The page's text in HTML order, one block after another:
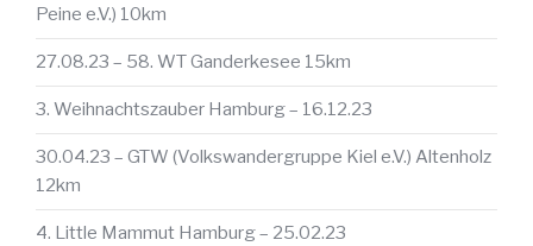
Peine e.V.) 10km
27.08.23 – 58. WT Ganderkesee 15km
3. Weihnachtszauber Hamburg – 16.12.23
30.04.23 – GTW (Volkswandergruppe Kiel e.V.) Altenholz
12km
4. Little Mammut Hamburg – 25.02.23